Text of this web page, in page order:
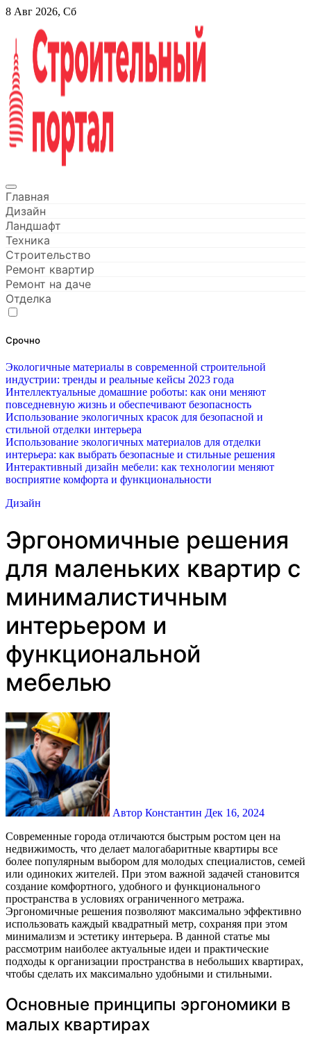
Перейти
содержанию
8 Авг 2026, Сб
Строительный портал
Главная
Дизайн
Ландшафт
Техника
Строительство
Ремонт квартир
Ремонт на даче
Отделка
Срочно
Экологичные материалы в современной строительной
индустрии: тренды и реальные кейсы 2023 года
Интеллектуальные домашние роботы: как они меняют
повседневную жизнь и обеспечивают безопасность
Использование экологичных красок для безопасной и
стильной отделки интерьера
Использование экологичных материалов для отделки
интерьера: как выбрать безопасные и стильные решения
Интерактивный дизайн мебели: как технологии меняют
восприятие комфорта и функциональности
Дизайн
Эргономичные решения
для маленьких квартир с
минималистичным
интерьером и
функциональной
мебелью
Автор Константин Дек 16, 2024
Современные города отличаются быстрым ростом цен на
недвижимость, что делает малогабаритные квартиры все
более популярным выбором для молодых специалистов, семей
или одиноких жителей. При этом важной задачей становится
создание комфортного, удобного и функционального
пространства в условиях ограниченного метража.
Эргономичные решения позволяют максимально эффективно
использовать каждый квадратный метр, сохраняя при этом
минимализм и эстетику интерьера. В данной статье мы
рассмотрим наиболее актуальные идеи и практические
подходы к организации пространства в небольших квартирах,
чтобы сделать их максимально удобными и стильными.
Основные принципы эргономики в
малых квартирах